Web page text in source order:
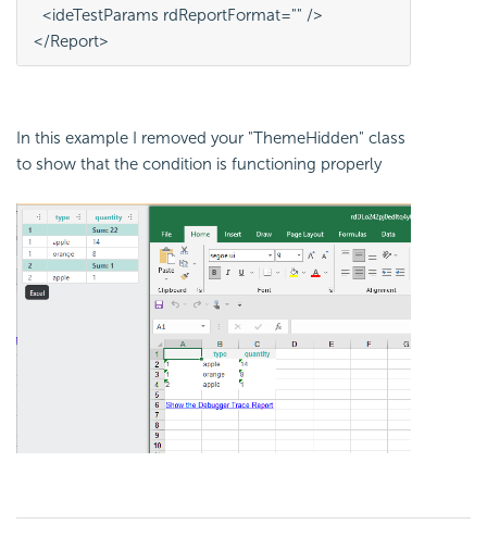
<ideTestParams rdReportFormat="" />
</Report>
In this example I removed your "ThemeHidden" class
to show that the condition is functioning properly